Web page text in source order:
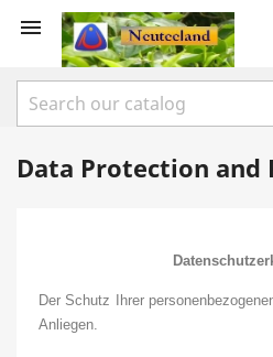

Data Protection and
Der Schutz Ihrer
Anliegen.